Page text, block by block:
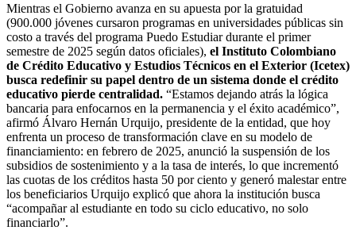
Mientras el Gobierno avanza en su apuesta por la gratuidad
(900.000 jóvenes cursaron programas en universidades públicas sin
costo a través del programa Puedo Estudiar durante el primer
semestre de 2025 según datos oficiales), el Instituto Colombiano
de Crédito Educativo y Estudios Técnicos en el Exterior (Icetex)
busca redefinir su papel dentro de un sistema donde el crédito
educativo pierde centralidad. “Estamos dejando atrás la lógica
bancaria para enfocarnos en la permanencia y el éxito académico”,
afirmó Álvaro Hernán Urquijo, presidente de la entidad, que hoy
enfrenta un proceso de transformación clave en su modelo de
financiamiento: en febrero de 2025, anunció la suspensión de los
subsidios de sostenimiento y a la tasa de interés, lo que incrementó
las cuotas de los créditos hasta 50 por ciento y generó malestar entre
los beneficiarios Urquijo explicó que ahora la institución busca
“acompañar al estudiante en todo su ciclo educativo, no solo
financiarlo”.